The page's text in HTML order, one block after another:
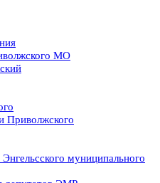
МО
Приволжского
муниципального